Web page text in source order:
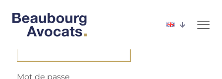
Connexion à votre compte
Identifiant ou e-mail
Mot de passe